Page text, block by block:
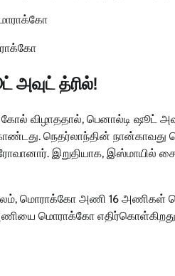
அவுட் த்ரில்!
கோல் விழாததால், பெனால்டி
நெதர்லாந்தின்
இறுதியாக, இஸ்மாயில்
மொராக்கோ அணி 16 அணிகள்
மொராக்கோ